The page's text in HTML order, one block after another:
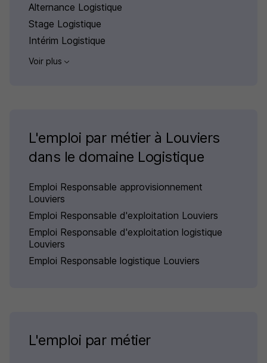
Alternance Logistique
Stage Logistique
Intérim Logistique
Voir plus
L'emploi par métier à Louviers
dans le domaine Logistique
Emploi Responsable approvisionnement
Louviers
Emploi Responsable d'exploitation Louviers
Emploi Responsable d'exploitation logistique
Louviers
Emploi Responsable logistique Louviers
L'emploi par métier